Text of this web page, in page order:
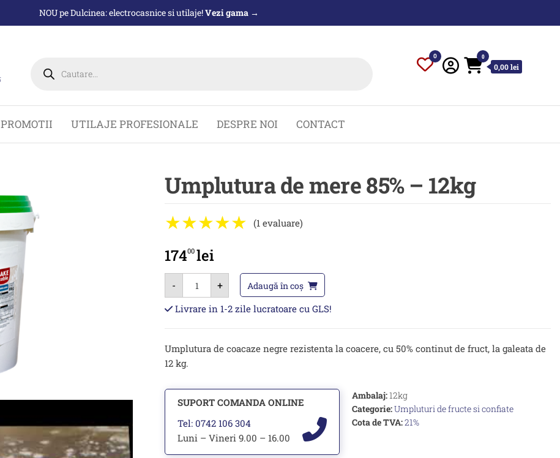
NOU pe Dulcinea: electrocasnice si utilaje!Vezi gama →
search
0 0
0,00 lei
PROMOTII UTILAJE PROFESIONALE DESPRE NOI CONTACT
Umplutura de mere 85% – 12kg
(1 evaluare)
17400lei
-
Cantitate
Umplutura
de
mere
85%
+ Adaugă în coș
Livrare in 1-2 zile lucratoare cu GLS!
Umplutura de coacaze negre rezistenta la coacere, cu 50% continut de fruct, la galeata de
12 kg.
SUPORT COMANDA ONLINE
Tel: 0742 106 304
Luni – Vineri 9.00 – 16.00
Ambalaj:12kg
Categorie:Umpluturi de fructe si confiate
Cota de TVA:21%